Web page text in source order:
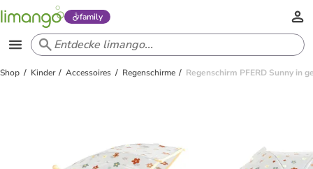
family
Shop Kinder Accessoires Regenschirme Regenschirm PFERD Sunny in